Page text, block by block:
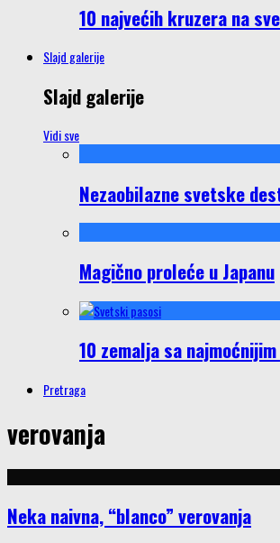
10 najvećih kruzera na
Slajd galerije
Slajd galerije
Vidi sve
Nezaobilazne svetske
Magično proleće u Japanu
10 zemalja sa
Pretraga
verovanja
Neka naivna, “blanco” verovanja